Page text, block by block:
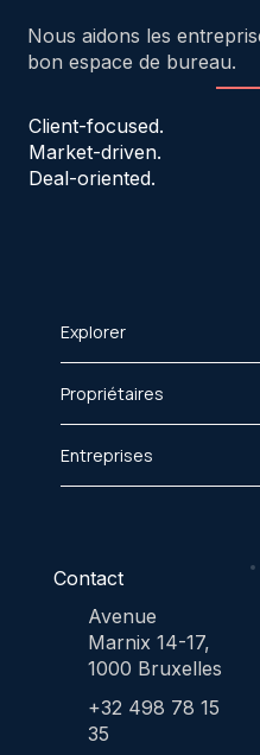
Nous aidons les
bon espace de bureau.
Client-focused.
Market-driven.
Deal-oriented.
Explorer
Propriétaires
Entreprises
Contact
Avenue
Marnix 14-17,
1000 Bruxelles
+32 498 78 15
35